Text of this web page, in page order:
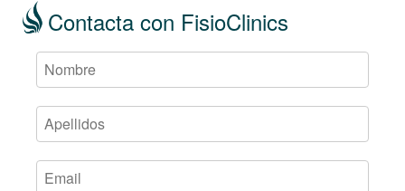
Contacta con FisioClinics